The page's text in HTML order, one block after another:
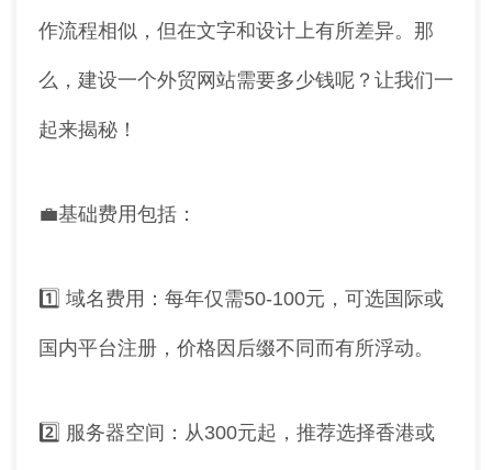
作流程相似，但在文字和设计上有所差异。那
么，建设一个外贸网站需要多少钱呢？让我们一
起来揭秘！
💼基础费用包括：
1️⃣ 域名费用：每年仅需50-100元，可选国际或
国内平台注册，价格因后缀不同而有所浮动。
2️⃣ 服务器空间：从300元起，推荐选择香港或